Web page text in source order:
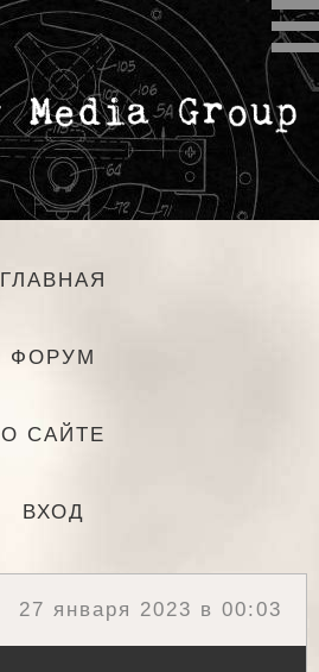
ГЛАВНАЯ
ФОРУМ
О САЙТЕ
ВХОД
27 января 2023 в 00:03